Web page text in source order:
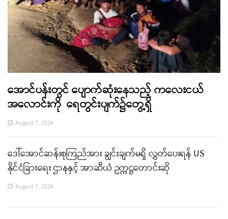
အောင်ပန်းတွင် ပျောက်ဆုံးနေသည့် ကလေးငယ်
အလောင်းကို ရေတွင်းပျက်၌တွေ့ရှိ
August 7, 2026
ဒေါ်အောင်ဆန်းစုကြည်အား ချွင်းချက်မရှိ လွှတ်ပေးရန် US
နိုင်ငံခြားရေး ဌာနနှင့် အာဆီယံ ဥက္ကဋ္ဌတောင်းဆို
August 7, 2026